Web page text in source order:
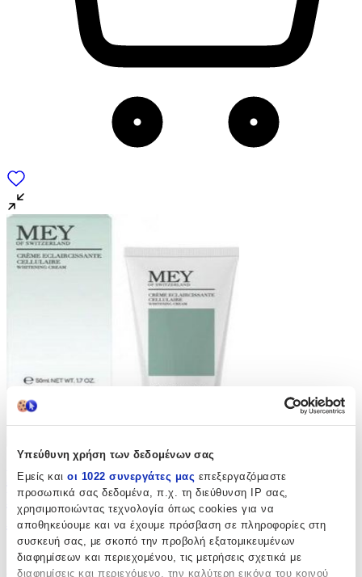
Υπεύθυνη χρήση των δεδομένων σας
Εμείς και οι 1022 συνεργάτες μας επεξεργαζόμαστε
προσωπικά σας δεδομένα, π.χ. τη διεύθυνση IP σας,
χρησιμοποιώντας τεχνολογία όπως cookies για να
αποθηκεύουμε και να έχουμε πρόσβαση σε πληροφορίες στη
συσκευή σας, με σκοπό την προβολή εξατομικευμένων
διαφημίσεων και περιεχομένου, τις μετρήσεις σχετικά με
διαφημίσεις και περιεχόμενο, την καλύτερη εικόνα του κοινού
Κρέμα Προσώπου Mey Cream
Eclaircissante για Ανάπλαση &
Αντιγήρανση 50ml
(2)
Διάρκεια: 24ωρη, Δράση: